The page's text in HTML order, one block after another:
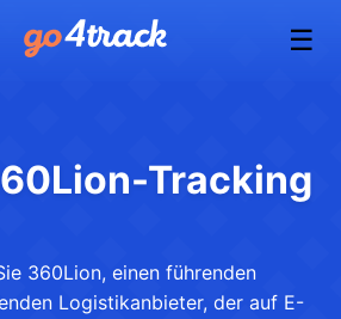
☰
Tracking
360Lion, einen führenden
Logistikanbieter, der auf E-